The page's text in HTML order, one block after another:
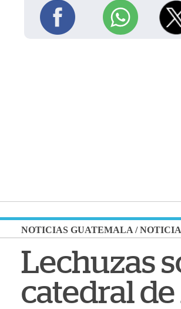
NOTICIAS GUATEMALA /
Lechuzas
catedral